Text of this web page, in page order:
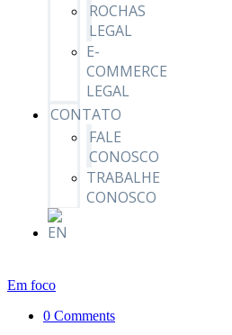
ROCHAS
LEGAL
E-
COMMERCE
LEGAL
CONTATO
FALE
CONOSCO
TRABALHE
CONOSCO
Em foco
0 Comments